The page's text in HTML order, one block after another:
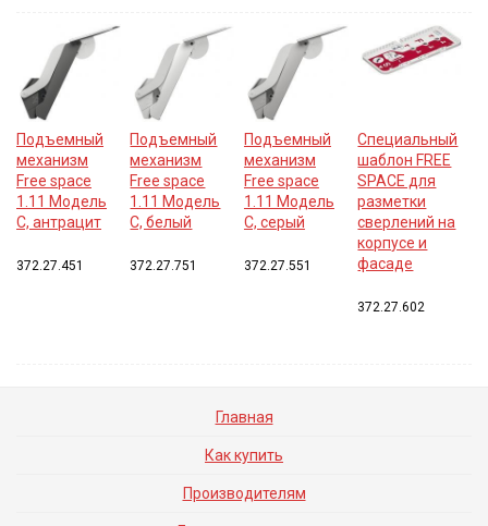
Подъемный
механизм
Free space
1.11 Модель
С, антрацит
372.27.451
Подъемный
механизм
Free space
1.11 Модель
С, белый
372.27.751
Подъемный
механизм
Free space
1.11 Модель
С, серый
372.27.551
Специальный
шаблон FREE
SPACE для
разметки
сверлений на
корпусе и
фасаде
372.27.602
Главная
Как купить
Производителям